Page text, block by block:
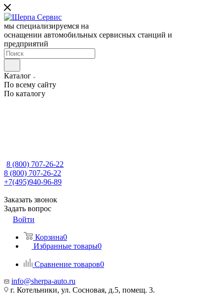
мы специализируемся на
оснащении автомобильных сервисных станций и
предприятий
Каталог
По всему сайту
По каталогу
8 (800) 707-26-22
8 (800) 707-26-22
+7(495)940-96-89
Заказать звонок
Задать вопрос
Войти
Корзина0
Избранные товары0
Сравнение товаров0
info@sherpa-auto.ru
г. Котельники, ул. Сосновая, д.5, помещ. 3.